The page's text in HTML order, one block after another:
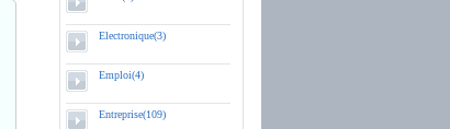
Electronique(3)
Emploi(4)
Entreprise(109)